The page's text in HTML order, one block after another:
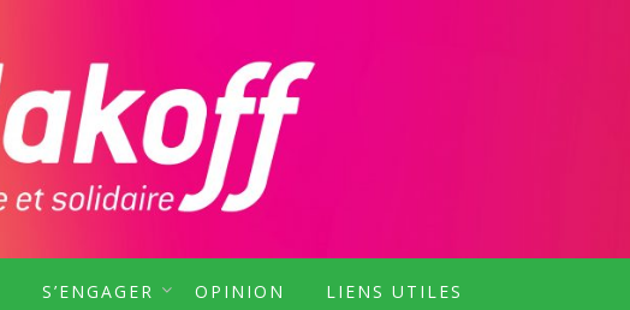
S’ENGAGER OPINION
LIENS UTILES